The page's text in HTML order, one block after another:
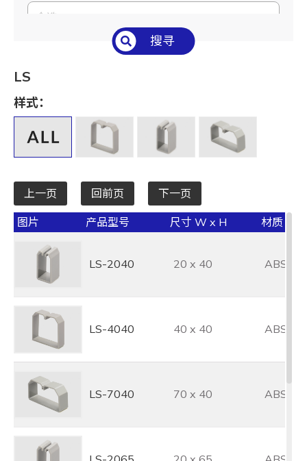
全选
出线孔宽 S (mm)
外径 O.D. (mm)
全选
搜寻
LS
样式：
上一页 回前页 下一页
图片 产品型号 尺寸 W x H 材质
LS-2040 20 x 40 ABS
LS-4040 40 x 40 ABS
LS-7040 70 x 40 ABS